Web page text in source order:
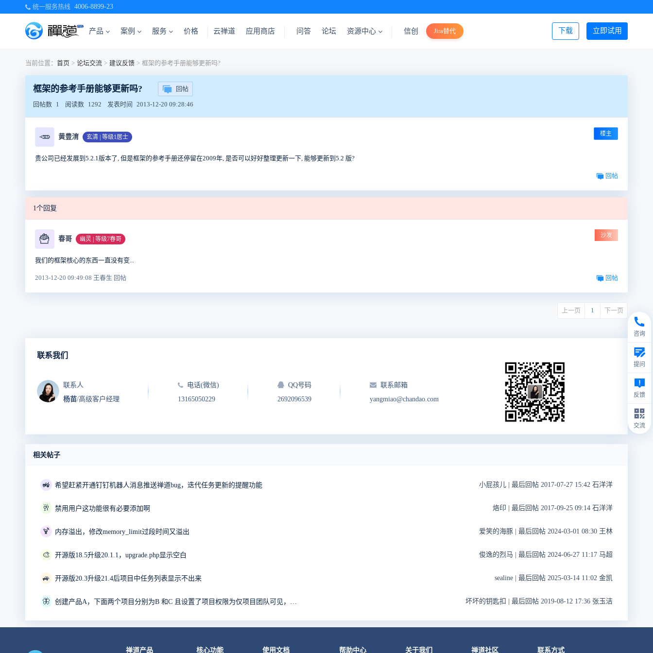
统一服务热线 4006-8899-23
产品 案例 服务 价格 立即试用
下载
云禅道 应用商店 问答 论坛 资源中心 信创 Jira替代 登录/注册
当前位置： 首页 > 论坛交流 > 建议反馈 > 框架的参考手册能够更新吗?
框架的参考手册能够更新吗? 回帖
回帖数 1 阅读数 1292 发表时间 2013-12-20 09:28:46
🥕 黄豊淯 玄清 | 等级1居士 楼主
贵公司已经发展到5.2.1版本了, 但是框架的参考手册还停留在2009年, 是否可以好好整理更新一下, 能够更新到5.2 版?
回帖
1个回复
🍟 春哥 幽灵 | 等级7春哥
沙发
我们的框架核心的东西一直没有变...
2013-12-20 09:49:08 王春生 回帖 回帖
上一页 1 下一页
联系我们
联系人
杨苗/高级客户经理
电话(微信)
13165050229
QQ号码
2692096539
联系邮箱
yangmiao@chandao.com
相关帖子
🚜 希望赶紧开通钉钉机器人消息推送禅道bug，迭代任务更新的提醒功能 小屁孩儿 最后回帖 2017-07-27 15:42 石洋洋
🥂 禁用用户这功能很有必要添加啊 烙印 最后回帖 2017-09-25 09:14 石洋洋
🍹 内存溢出，修改memory_limit过段时间又溢出 爱笑的海豚 最后回帖 2024-03-01 08:30 王林
🎨 开源版18.5升级20.1.1，upgrade.php显示空白 俊逸的烈马 最后回帖 2024-06-27 11:17 马超
🚙 开源版20.3升级21.4后项目中任务列表显示不出来 sealine 最后回帖 2025-03-14 11:02 金凯
🦋 创建产品A，下面两个项目分别为B 和C 且设置了项目权限为仅项目团队可见，但是在产品模块下当前所属项目错误 坏坏的钥匙扣 最后回帖 2019-08-12 17:36 张玉洁
禅道产品 核心功能 使用文档 帮助中心 关于我们 禅道社区 联系方式
咨询
提问
反馈
交流